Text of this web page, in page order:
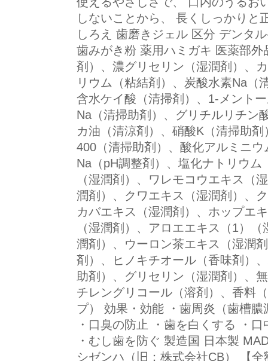
しないことから、 長くしっかりと
しろえ 歯磨きジェル 区分 デンタ
歯みがき粉 薬用ハミガキ 医薬部
剤）、濃グリセリン（湿潤剤）、
リウム（粘結剤）、炭酸水素Na（
含水ケイ酸（清掃剤）、1-メント
Na（清掃助剤）、グリチルリチン
カ油（清涼剤）、硝酸K（清掃助
400（清掃助剤）、酸化アルミニ
Na（pH調整剤）、塩化ナトリウ
（湿潤剤）、ワレモコウエキス（
潤剤）、クワエキス（湿潤剤）、
カバエキス（湿潤剤）、ホップエ
（湿潤剤）、アロエエキス（1）
潤剤）、ウーロン茶エキス（湿潤
剤）、ヒノキチオール（香味剤）
助剤）、グリセリン（湿潤剤）、
チレングリコール（溶剤）、香料
プ） 効果・効能 ・歯周炎（歯槽
・口臭の防止 ・歯を白くする ・
・むし歯を防ぐ 製造国 日本製
シゼンハ（旧：株式会社CB） 【